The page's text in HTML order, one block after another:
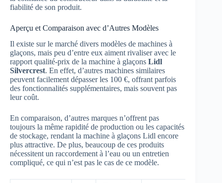
fiabilité de son produit.
Aperçu et Comparaison avec d’Autres Modèles
Il existe sur le marché divers modèles de machines à
glaçons, mais peu d’entre eux aiment rivaliser avec le
rapport qualité-prix de la machine à glaçons Lidl
Silvercrest. En effet, d’autres machines similaires
peuvent facilement dépasser les 100 €, offrant parfois
des fonctionnalités supplémentaires, mais souvent pas
leur coût.
En comparaison, d’autres marques n’offrent pas
toujours la même rapidité de production ou les capacités
de stockage, rendant la machine à glaçons Lidl encore
plus attractive. De plus, beaucoup de ces produits
nécessitent un raccordement à l’eau ou un entretien
compliqué, ce qui n’est pas le cas de ce modèle.